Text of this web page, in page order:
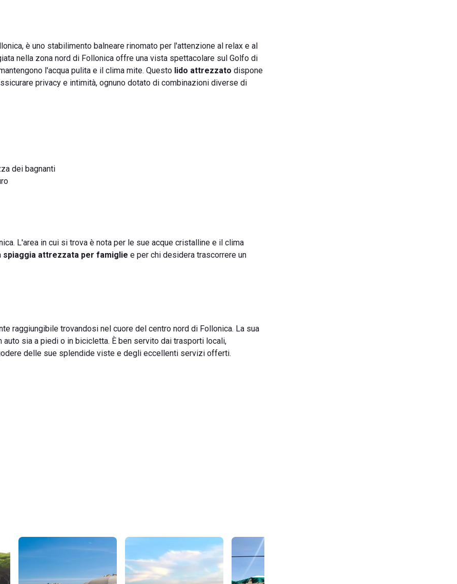
è uno stabilimento balneare rinomato per l'attenzione al relax e al
nella zona nord di Follonica offre una vista spettacolare sul Golfo di
l'acqua pulita e il clima mite. Questo lido attrezzato dispone
privacy e intimità, ognuno dotato di combinazioni diverse di
dei bagnanti
L'area in cui si trova è nota per le sue acque cristalline e il clima
spiaggia attrezzata per famiglie e per chi desidera trascorrere un
raggiungibile trovandosi nel cuore del centro nord di Follonica. La sua
sia a piedi o in bicicletta. È ben servito dai trasporti locali,
delle sue splendide viste e degli eccellenti servizi offerti.